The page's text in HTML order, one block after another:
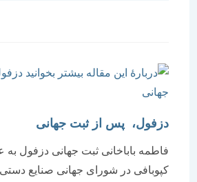
دزفول، ‏‏‌ پس از ثبت جهانی
فاطمه باباخانی ثبت جهانی دزفول به عنوان
کپوبافی در شورای جهانی صنایع دستی یکی